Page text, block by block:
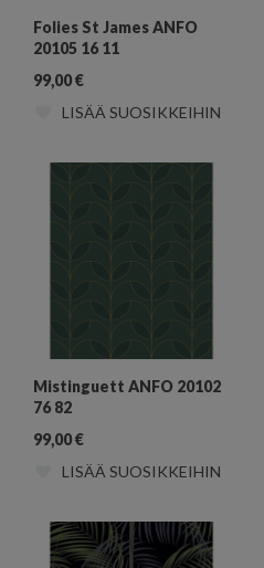
Folies St James ANFO
20105 16 11
99,00€
LISÄÄ SUOSIKKEIHIN
Mistinguett ANFO 20102
76 82
99,00€
LISÄÄ SUOSIKKEIHIN